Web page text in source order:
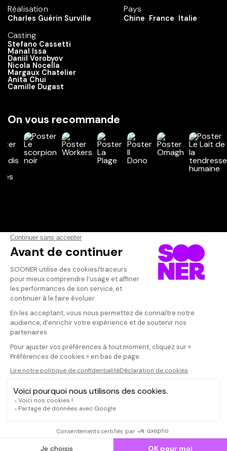
Réalisation
Charles Guérin Surville
Casting
Stefano Cassetti
Manal Issa
Daniil Vorobyov
Nicola Nocella
Margaux Chatelier
Anita Chui
Camille Dugast
Pays
Chine France Italie
On vous recommande
Vos avis
Donnez votre avis
Votre note
Votre commentaire
Il faut vous connecter pour
publier un avis
CONNEXION